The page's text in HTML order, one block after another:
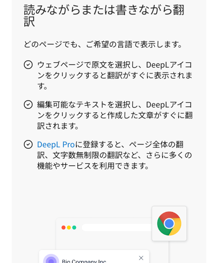
読みながらまたは書きながら翻
訳
どのページでも、ご希望の言語で表示します。
ウェブページで原文を選択し、DeepLアイコ
ンをクリックすると翻訳がすぐに表示されま
す。
編集可能なテキストを選択し、DeepLアイコ
ンをクリックすると作成した文章がすぐに翻
訳されます。
DeepL Proに登録すると、ページ全体の翻
訳、文字数無制限の翻訳など、さらに多くの
機能やサービスを利用できます。